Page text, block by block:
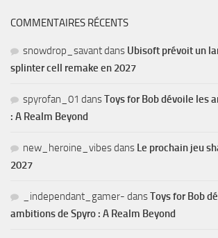
COMMENTAIRES RÉCENTS
snowdrop_savantdans Ubisoft prévoit un
splinter cell remake en 2027
spyrofan_01 dansToys for Bob dévoile les
: A Realm Beyond
new_heroine_vibesdans Le prochain jeu
2027
_independant_gamer- dansToys for Bob
ambitions de Spyro : A Realm Beyond